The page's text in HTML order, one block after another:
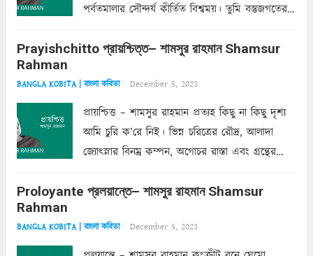
পর্বতমালার সৌন্দর্য কীর্তিত বিশ্বময়। তুমি বস্তুজগতের
তার সুষমায় পার্থক্য অনেক। তোমাকে সুন্দরী বলা চলে,
Prayishchitto প্রায়শ্চিত্ত– শামসুর রাহমান Shamsur
Rahman
BANGLA KOBITA | বাংলা কবিতা December 5, 2023
প্রায়শ্চিত্ত – শামসুর রাহমান প্রত্যহ কিছু না কিছু দৃশ্য
আমি চুরি ক’রে নিই। ভিন্ন চরিত্রের রৌদ্র, আলাদা
জ্যোৎস্নার বিনম্র কম্পন, অগোচর রাস্তা এবং গ্রন্থের
ছায়াচ্ছন্ন মোহন মিথুন মূর্তি, লোপামুদ্রা ভীষণ বিব্রত
Proloyante প্রলয়ান্তে– শামসুর রাহমান Shamsur
Rahman
BANGLA KOBITA | বাংলা কবিতা December 5, 2023